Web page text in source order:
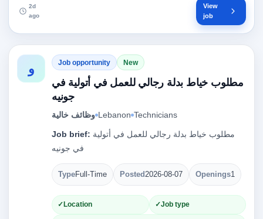
2d
ago
View
job
و Job opportunity New
مطلوب خياط بدلة رجالي للعمل في أتولية في
جونيه
وظائف خالية Lebanon Technicians
Job brief:
في جونيه
TypeFull-Time Posted2026-08-07 Openings1
Location Job type